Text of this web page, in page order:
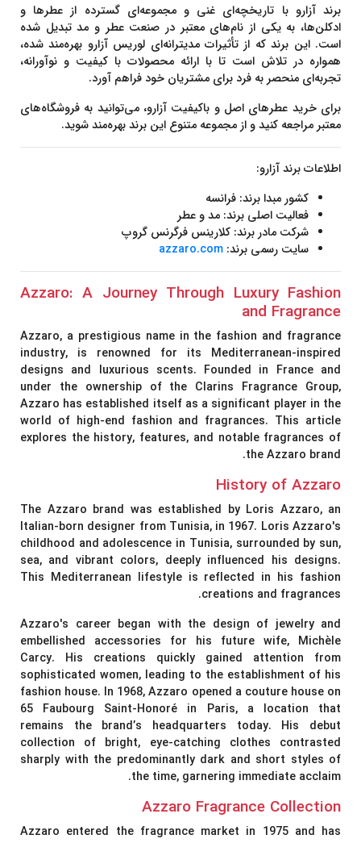
برند آزارو با تاریخچه‌ای غنی و مجموعه‌ای گسترده از عطرها و
ادکلن‌ها، به یکی از نام‌های معتبر در صنعت عطر و مد تبدیل شده
است. این برند که از تأثیرات مدیترانه‌ای لوریس آزارو بهره‌مند شده،
همواره در تلاش است تا با ارائه محصولات با کیفیت و نوآورانه،
تجربه‌ای منحصر به فرد برای مشتریان خود فراهم آورد.
برای خرید عطرهای اصل و باکیفیت آزارو، می‌توانید به فروشگاه‌های
معتبر مراجعه کنید و از مجموعه متنوع این برند بهره‌مند شوید.
اطلاعات برند آزارو:
کشور مبدا برند: فرانسه
فعالیت اصلی برند: مد و عطر
شرکت مادر برند: کلارینس فرگرنس گروپ
سایت رسمی برند: azzaro.com
Azzaro: A Journey Through Luxury Fashion
and Fragrance
Azzaro, a prestigious name in the fashion and fragrance
industry, is renowned for its Mediterranean-inspired
designs and luxurious scents. Founded in France and
under the ownership of the Clarins Fragrance Group,
Azzaro has established itself as a significant player in the
world of high-end fashion and fragrances. This article
explores the history, features, and notable fragrances of
the Azzaro brand.
History of Azzaro
The Azzaro brand was established by Loris Azzaro, an
Italian-born designer from Tunisia, in 1967. Loris Azzaro's
childhood and adolescence in Tunisia, surrounded by sun,
sea, and vibrant colors, deeply influenced his designs.
This Mediterranean lifestyle is reflected in his fashion
creations and fragrances.
Azzaro's career began with the design of jewelry and
embellished accessories for his future wife, Michèle
Carcy. His creations quickly gained attention from
sophisticated women, leading to the establishment of his
fashion house. In 1968, Azzaro opened a couture house on
65 Faubourg Saint-Honoré in Paris, a location that
remains the brand’s headquarters today. His debut
collection of bright, eye-catching clothes contrasted
sharply with the predominantly dark and short styles of
the time, garnering immediate acclaim.
Azzaro Fragrance Collection
Azzaro entered the fragrance market in 1975 and has